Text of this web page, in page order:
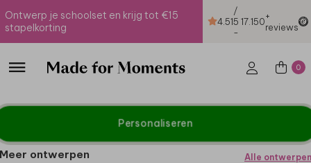
Ontwerp je schoolset en krijg tot €15
stapelkorting
4.51
/
5
-
17.150+
reviews
0
Personaliseren
Meer ontwerpen Alle ontwerpen